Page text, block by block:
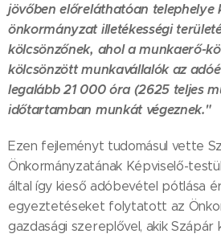
jövőben előreláthatóan telephelye
önkormányzat illetékességi
kölcsönzőnek, ahol a munkaerő-
kölcsönzött munkavállalók az
legalább 21 000 óra (2625 teljes
időtartamban munkát végeznek."
Ezen fejleményt tudomásul vette
Önkormányzatának Képviselő-
által így kieső adóbevétel pótlása
egyeztetéseket folytatott az
gazdasági szereplővel, akik Szápár